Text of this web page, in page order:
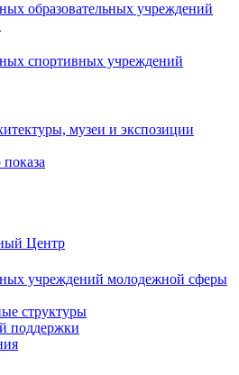
образовательных учреждений
спортивных учреждений
музеи и экспозиции
Центр
учреждений молодежной сферы
структуры
поддержки